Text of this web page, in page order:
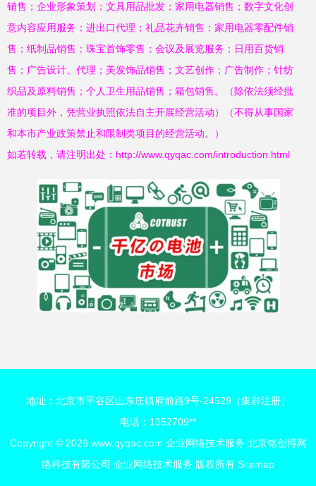
销售；企业形象策划；文具用品批发；家用电器销售；数字文化创
意内容应用服务；进出口代理；礼品花卉销售；家用电器零配件销
售；纸制品销售；珠宝首饰零售；会议及展览服务；日用百货销
售；广告设计、代理；美发饰品销售；文艺创作；广告制作；针纺
织品及原料销售；个人卫生用品销售；箱包销售。（除依法须经批
准的项目外，凭营业执照依法自主开展经营活动）（不得从事国家
和本市产业政策禁止和限制类项目的经营活动。）
如若转载，请注明出处：http://www.qyqac.com/introduction.html
地址：北京市平谷区山东庄镇府前路9号-24529（集群注册）
电话：1352709**
Copyright © 2026 www.qyqac.com 企业网络技术服务 北京铭创博网
络科技有限公司 企业网络技术服务 版权所有 Sitemap